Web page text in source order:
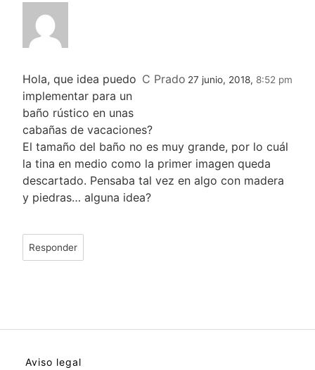
C Prado 27 junio, 2018, 8:52 pm
Hola, que idea puedo
implementar para un
baño rústico en unas
cabañas de vacaciones?
El tamaño del baño no es muy grande, por lo cuál
la tina en medio como la primer imagen queda
descartado. Pensaba tal vez en algo con madera
y piedras… alguna idea?
Responder
Aviso legal